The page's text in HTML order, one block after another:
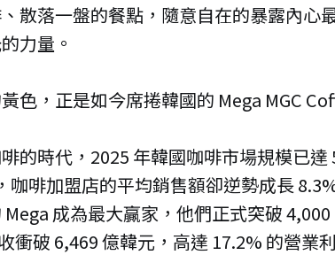
散落一盤的餐點，隨意自在的暴露內心
力量。
色，正是如今席捲韓國的 Mega MGC
的時代，2025 年韓國咖啡市場規模已達
咖啡加盟店的平均銷售額卻逆勢成長
成為最大贏家，他們正式突破
衝破 6,469 億韓元，高達 17.2% 的營業